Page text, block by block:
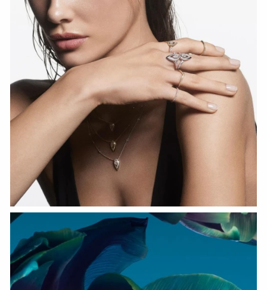
HOZIR KO‘RISH